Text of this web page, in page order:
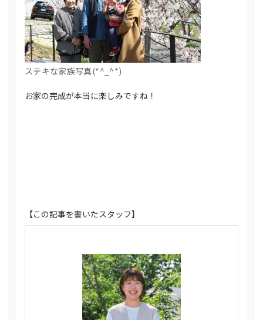
ステキな家族写真(*^_^*)
お家の完成が本当に楽しみですね！
【この記事を書いたスタッフ】